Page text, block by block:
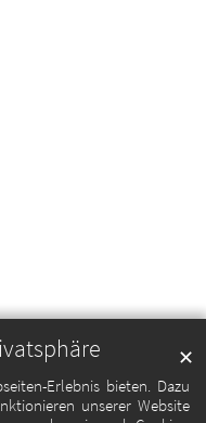
Erlebnis bieten. Dazu
unserer Website
✕